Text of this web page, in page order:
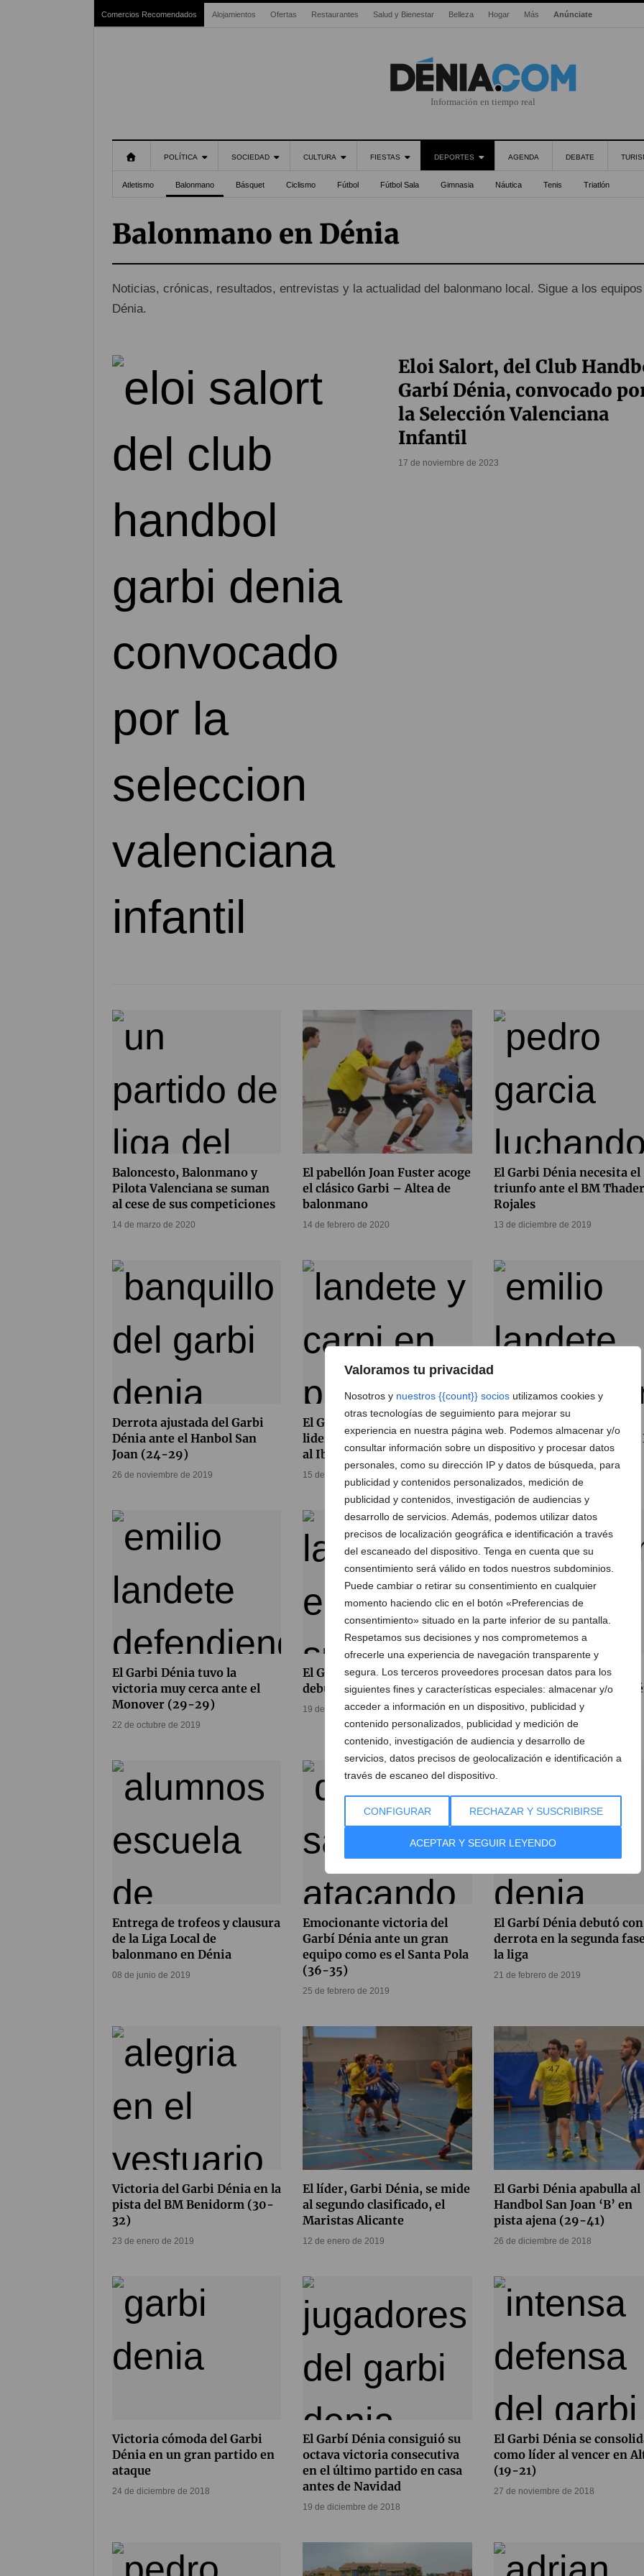
Valoramos tu privacidad
Nosotros y nuestros {{count}} socios utilizamos cookies y
otras tecnologías de seguimiento para mejorar su
experiencia en nuestra página web. Podemos almacenar y/o
consultar información sobre un dispositivo y procesar datos
personales, como su dirección IP y datos de búsqueda, para
publicidad y contenidos personalizados, medición de
publicidad y contenidos, investigación de audiencias y
desarrollo de servicios. Además, podemos utilizar datos
precisos de localización geográfica e identificación a través
del escaneado del dispositivo. Tenga en cuenta que su
consentimiento será válido en todos nuestros subdominios.
Puede cambiar o retirar su consentimiento en cualquier
momento haciendo clic en el botón «Preferencias de
consentimiento» situado en la parte inferior de su pantalla.
Respetamos sus decisiones y nos comprometemos a
ofrecerle una experiencia de navegación transparente y
segura. Los terceros proveedores procesan datos para los
siguientes fines y características especiales: almacenar y/o
acceder a información en un dispositivo, publicidad y
contenido personalizados, publicidad y medición de
contenido, investigación de audiencia y desarrollo de
servicios, datos precisos de geolocalización e identificación a
través de escaneo del dispositivo.
CONFIGURAR RECHAZAR Y SUSCRIBIRSE
ACEPTAR Y SEGUIR LEYENDO
Comercios Recomendados Alojamientos Ofertas Restaurantes Salud y Bienestar Belleza Hogar Más Anúnciate
Información en tiempo real
POLÍTICA SOCIEDAD CULTURA FIESTAS DEPORTES AGENDA DEBATE
Atletismo Balonmano Básquet Ciclismo Fútbol Fútbol Sala Gimnasia Náutica Tenis Triatlón
Balonmano en Dénia
Noticias, crónicas, resultados, entrevistas y la actualidad del balonmano local. Sigue a los
Dénia.
Eloi Salort, del Club
Garbí Dénia, convocado
la Selección Valenciana
Infantil
17 de noviembre de 2023
Baloncesto, Balonmano y
Pilota Valenciana se suman
al cese de sus competiciones
14 de marzo de 2020
El pabellón Joan Fuster acoge
el clásico Garbi – Altea de
balonmano
14 de febrero de 2020
El Garbi Dénia necesita el
triunfo ante el BM Thader
Rojales
13 de diciembre de 2019
Derrota ajustada del Garbi
Dénia ante el Hanbol San
Joan (24-29)
26 de noviembre de 2019
El Garbi Dénia se juega el
liderato en Altea tras ganar
al Ibi (24-23)
15 de noviembre de 2019
El Garbi Dénia tratará de
frenar al invicto Handbol
08 de noviembre de 2019
El Garbi Dénia tuvo la
victoria muy cerca ante el
Monover (29-29)
22 de octubre de 2019
El Garbi Dénia prepara el
debut liguero ante su afición
19 de octubre de 2019
Jornada de captación de
jugadores del CD Garbi
27 de septiembre de 2019
Entrega de trofeos y clausura
de la Liga Local de
balonmano en Dénia
08 de junio de 2019
Emocionante victoria del
Garbí Dénia ante un gran
equipo como es el Santa Pola
(36-35)
25 de febrero de 2019
El Garbí Dénia debutó con
derrota en la segunda
la liga
21 de febrero de 2019
Victoria del Garbi Dénia en la
pista del BM Benidorm (30-
32)
23 de enero de 2019
El líder, Garbi Dénia, se mide
al segundo clasificado, el
Maristas Alicante
12 de enero de 2019
El Garbi Dénia apabulla al
Handbol San Joan ‘B’ en
pista ajena (29-41)
26 de diciembre de 2018
Victoria cómoda del Garbi
Dénia en un gran partido en
ataque
24 de diciembre de 2018
El Garbí Dénia consiguió su
octava victoria consecutiva
en el último partido en casa
antes de Navidad
19 de diciembre de 2018
El Garbi Dénia se
como líder al vencer en
(19-21)
27 de noviembre de 2018